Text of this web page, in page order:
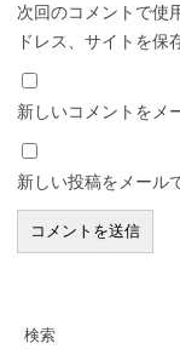
次回のコメントで使
ドレス、サイトを保
新しいコメントをメ
新しい投稿をメール
検索